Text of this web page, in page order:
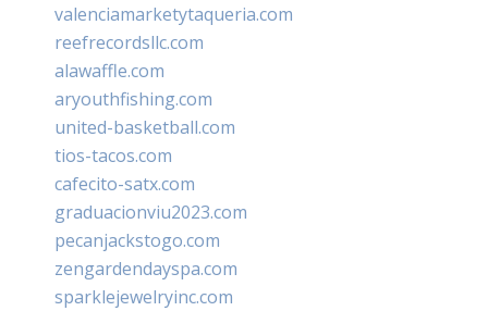
valenciamarketytaqueria.com
reefrecordsllc.com
alawaffle.com
aryouthfishing.com
united-basketball.com
tios-tacos.com
cafecito-satx.com
graduacionviu2023.com
pecanjackstogo.com
zengardendayspa.com
sparklejewelryinc.com